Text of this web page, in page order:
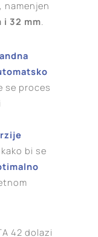
, namenjen
i 32 mm
se proces
bi se
42 dolazi